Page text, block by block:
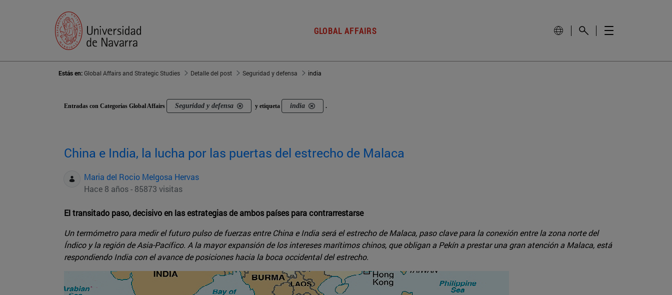
GLOBAL AFFAIRS
Estás en:Global Affairs and Strategic Studies Detalle del post Seguridad y defensa india
Entradas con Categorías Global Affairs Seguridad y defensa y etiqueta india .
China e India, la lucha por las puertas del estrecho de Malaca
Maria del Rocio Melgosa Hervas
Hace 8 años - 85873 visitas
El transitado paso, decisivo en las estrategias de ambos países para contrarrestarse
Un termómetro para medir el futuro pulso de fuerzas entre China e India será el estrecho de Malaca, paso clave para la conexión entre la zona norte del
Índico y la región de Asia-Pacífico. A la mayor expansión de los intereses marítimos chinos, que obligan a Pekín a prestar una gran atención a Malaca, está
respondiendo India con el avance de posiciones hacia la boca occidental del estrecho.